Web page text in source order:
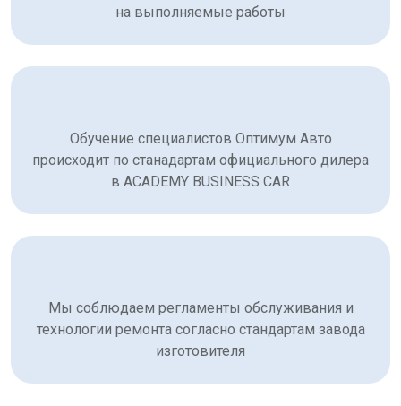
на выполняемые работы
Обучение специалистов Оптимум Авто
происходит по станадартам официального дилера
в ACADEMY BUSINESS CAR
Мы соблюдаем регламенты обслуживания и
технологии ремонта согласно стандартам завода
изготовителя